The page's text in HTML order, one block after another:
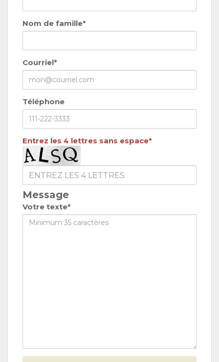
Nom de famille*
Courriel*
Téléphone
Entrez les 4 lettres sans espace*
Message
Votre texte*